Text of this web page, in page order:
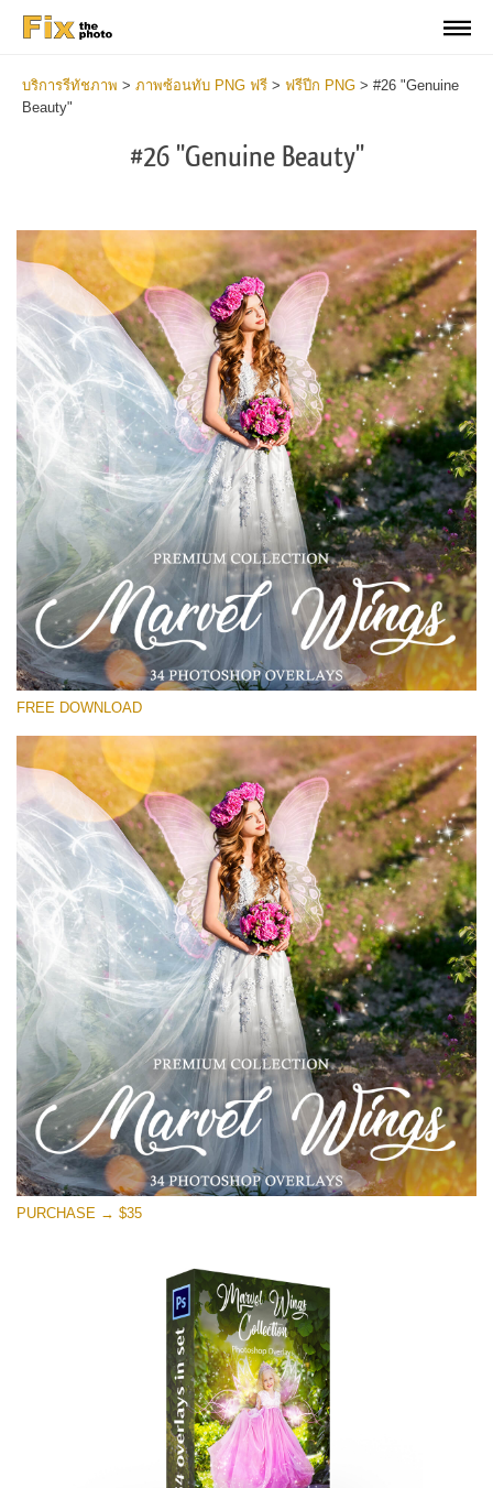
บริการรีทัชภาพ > ภาพซ้อนทับ PNG ฟรี > ฟรีปีก PNG > #26 "Genuine
Beauty"
#26 "Genuine Beauty"
โปรดเลือก
Free PNG Overlay #26
Small 800*533px
Marvel Wings
(34 Overlays)
Sunlight Collection
(290 Overlays)
Large 6000*4000px
Entire Collection
(1783 Overlays)
Large 6000*4000px
ดาวน์โหลดฟรี
FREE DOWNLOAD
PURCHASE → $35